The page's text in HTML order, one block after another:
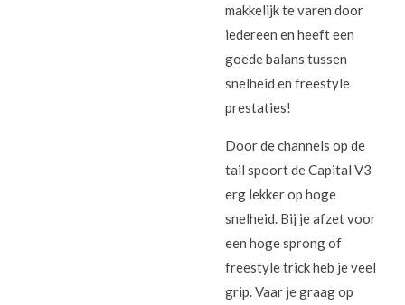
makkelijk te varen door
iedereen en heeft een
goede balans tussen
snelheid en freestyle
prestaties!
Door de channels op de
tail spoort de Capital V3
erg lekker op hoge
snelheid. Bij je afzet voor
een hoge sprong of
freestyle trick heb je veel
grip. Vaar je graag op